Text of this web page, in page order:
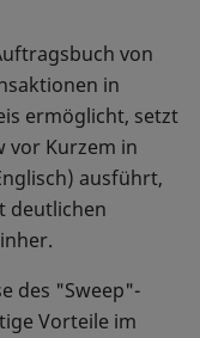
von
in
ermöglicht, setzt
vor Kurzem in
ausführt,
deutlichen
des "Sweep"-
Vorteile im